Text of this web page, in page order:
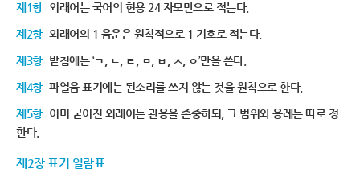
제1항 외래어는 국어의 현용 24 자모만으로 적는다.
제2항 외래어의 1 음운은 원칙적으로 1 기호로 적는다.
제3항 받침에는 ‘ㄱ, ㄴ, ㄹ, ㅁ, ㅂ, ㅅ, ㅇ’만을 쓴다.
제4항 파열음 표기에는 된소리를 쓰지 않는 것을 원칙으로 한다.
제5항 이미 굳어진 외래어는 관용을 존중하되, 그 범위와 용례는 따로 정
한다.
제2장 표기 일람표